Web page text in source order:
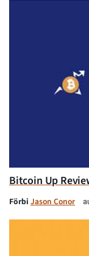
Bitcoin Up
Förbi Jason Conor